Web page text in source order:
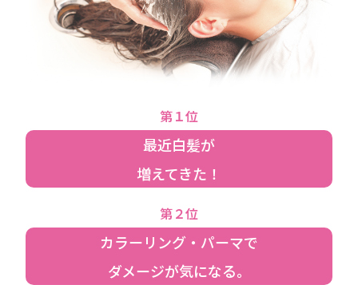
第１位
最近白髪が
増えてきた！
第２位
カラーリング・パーマで
ダメージが気になる。